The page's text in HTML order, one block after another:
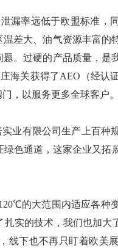
率远低于欧盟标准，
差大、油气资源丰富的
。过硬的产品质量，是
海关获得了AEO（经认
，以服务更多全球客户。
有限公司生产上百种
色通道，这家企业又拓
的大范围内适应各种
实的技术，我们也加大
线下也不再只盯着欧美